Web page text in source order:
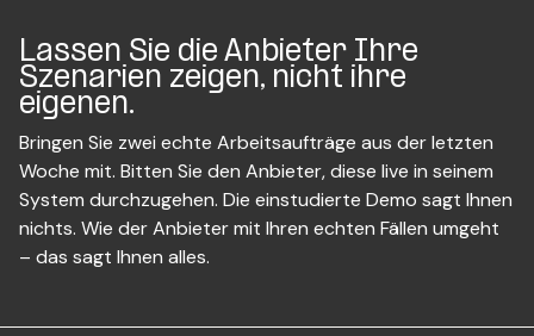
Lassen Sie die Anbieter Ihre
Szenarien zeigen, nicht ihre
eigenen.
Bringen Sie zwei echte Arbeitsaufträge aus der letzten
Woche mit. Bitten Sie den Anbieter, diese live in seinem
System durchzugehen. Die einstudierte Demo sagt Ihnen
nichts. Wie der Anbieter mit Ihren echten Fällen umgeht
– das sagt Ihnen alles.